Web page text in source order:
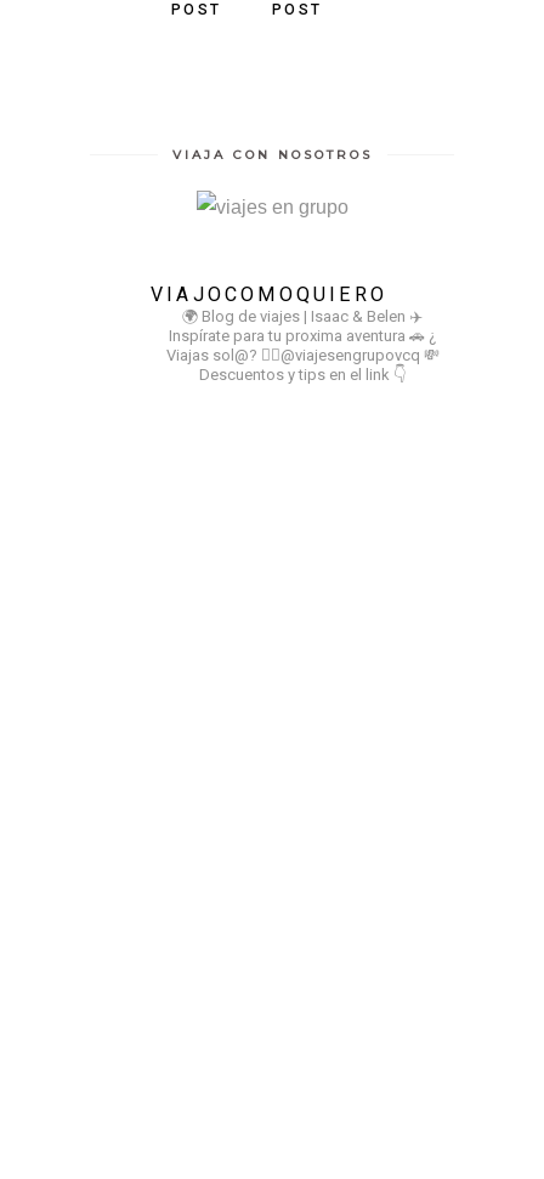
POST
POST
VIAJA CON NOSOTROS
VIAJOCOMOQUIERO
🌍 Blog de viajes | Isaac & Belen ✈️
Inspírate para tu proxima aventura 🚗 ¿
Viajas sol@? 👉🏻@viajesengrupovcq 💸
Descuentos y tips en el link 👇